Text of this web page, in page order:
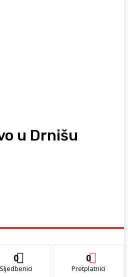
u Drnišu
0
Sljedbenici
0
Pretplatnici